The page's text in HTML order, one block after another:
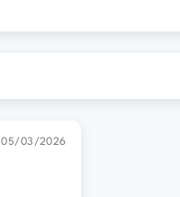
05/03/2026